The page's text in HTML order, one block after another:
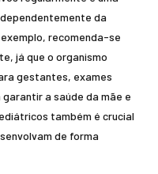
da
recomenda-se
já que o organismo
gestantes, exames
a saúde da mãe e
também é crucial
de forma